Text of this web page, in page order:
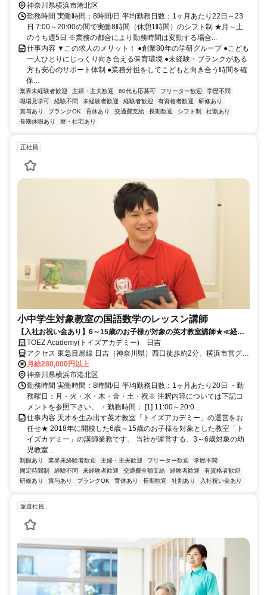
口徒歩約15分
神奈川県横浜市港北区
勤務時間 実働時間：8時間/日 平均勤務日数：1ヶ月あたり22日～23
日 7:00～20:00の間で実働8時間（休憩1時間）のシフト制 ★月～土
のうち週5日 ※業務の都合により勤務時間は変動する場合...
仕事内容 ▼この求人のメリット！ ●創業80年の学研グループ ●こども
一人ひとりにじっくり向き合える保育環境 ●未経験・ブランクがある
方も安心のサポート体制 ●業務分担をしてこどもと向き合う時間を確
保...
業界未経験者歓迎 主婦・主夫歓迎 60代も応募可 フリーター歓迎
学歴不問
職場見学可
経験不問 未経験者歓迎 経験者歓迎 有資格者歓迎
研修あり
賞与あり
ブランクOK 育休あり 交通費支給 長期歓迎 シフト制
社割あり
長期休暇あり
寮・社宅あり
正社員
小中学生対象教室の国語数学のレッスン講師
【入社お祝い金あり】6～15歳のお子様が対象の英才教室講師★≪経験/
資格不要≫
TOEZ Academy(トイズアカデミー) 日吉
アクセス 東急目黒線 日吉（神奈川県）西口徒歩約2分、横浜市営グリ
ーンライン 日吉（神奈川県）西口徒歩約2分、東急東横線 日吉（神奈
川県）西口徒歩約2分
月給280,000円以上
神奈川県横浜市港北区
勤務時間 実働時間：8時間/日 平均勤務日数：1ヶ月あたり20日 ・勤
務曜日：月・火・水・木・金・土・祝※ 注釈内容については下記コ
メントを参照下さい。 ・勤務時間： [1] 11:00～20:0...
仕事内容 天才を生み出す英才教室「トイズアカデミー」の運営をお
任せ★ 2018年に開校した6歳～15歳のお子様を対象とした教室「ト
イズカデミー」の講師業務です。 当社が運営する、3～6歳対象の幼
児教室...
制服あり 業界未経験者歓迎 主婦・主夫歓迎 フリーター歓迎
学歴不問
固定時間制
経験不問 未経験者歓迎 交通費全額支給 経験者歓迎
有資格者歓迎
研修あり
賞与あり ブランクOK 育休あり 長期歓迎 社割あり 入社祝い金あり
派遣社員